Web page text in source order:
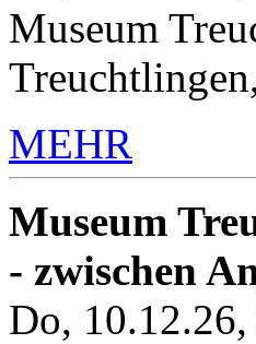
Museum
MEHR
Museum
- zwischen
Do,